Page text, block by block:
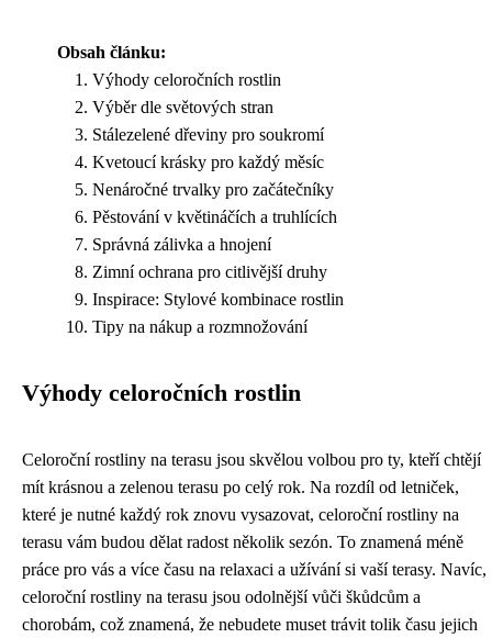
Obsah článku:
Výhody celoročních rostlin
Výběr dle světových stran
Stálezelené dřeviny pro soukromí
Kvetoucí krásky pro každý měsíc
Nenáročné trvalky pro začátečníky
Pěstování v květináčích a truhlících
Správná zálivka a hnojení
Zimní ochrana pro citlivější druhy
Inspirace: Stylové kombinace rostlin
Tipy na nákup a rozmnožování
Výhody celoročních rostlin
Celoroční rostliny na terasu jsou skvělou volbou pro ty, kteří chtějí
mít krásnou a zelenou terasu po celý rok. Na rozdíl od letniček,
které je nutné každý rok znovu vysazovat, celoroční rostliny na
terasu vám budou dělat radost několik sezón. To znamená méně
práce pro vás a více času na relaxaci a užívání si vaší terasy. Navíc,
celoroční rostliny na terasu jsou odolnější vůči škůdcům a
chorobám, což znamená, že nebudete muset trávit tolik času jejich